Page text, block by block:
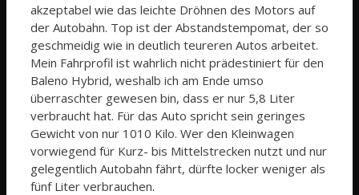
akzeptabel wie das leichte Dröhnen des Motors auf
der Autobahn. Top ist der Abstandstempomat, der so
geschmeidig wie in deutlich teureren Autos arbeitet.
Mein Fahrprofil ist wahrlich nicht prädestiniert für den
Baleno Hybrid, weshalb ich am Ende umso
überraschter gewesen bin, dass er nur 5,8 Liter
verbraucht hat. Für das Auto spricht sein geringes
Gewicht von nur 1010 Kilo. Wer den Kleinwagen
vorwiegend für Kurz- bis Mittelstrecken nutzt und nur
gelegentlich Autobahn fährt, dürfte locker weniger als
fünf Liter verbrauchen.